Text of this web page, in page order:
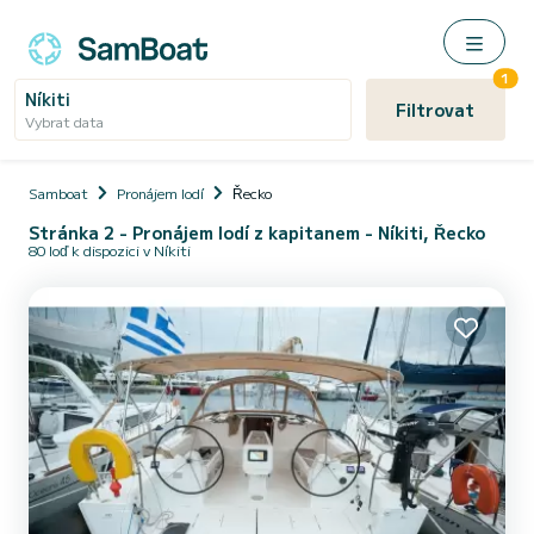
Níkiti
Vybrat data Filtrovat
1
Samboat Pronájem lodí Řecko
Stránka 2 - Pronájem lodí z kapitanem - Níkiti, Řecko
80 loď k dispozici v Níkiti